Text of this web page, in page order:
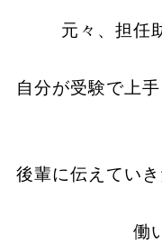
元々、担任
自分が受験で上
後輩に伝えてい
働